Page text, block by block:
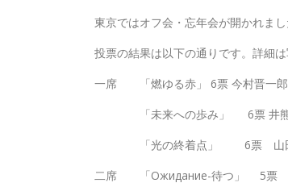
東京ではオフ会・忘年会が開かれまし
投票の結果は以下の通りです。詳細は
一席 「燃ゆる赤」 6票 今村晋一郎
「未来への歩み」 6票 井熊
「光の終着点」 6票 山田
二席 「Ожидание-待つ」 5票